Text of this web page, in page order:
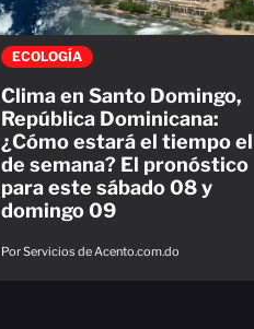
ECOLOGÍA
Clima en Santo Domingo,
República Dominicana:
¿Cómo estará el tiempo
de semana? El pronóstico
para este sábado 08 y
domingo 09
Por Servicios de Acento.com.do